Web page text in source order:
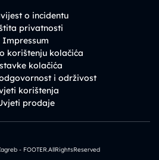
o incidentu
privatnosti
Impressum
korištenju kolačića
kolačića
i održivost
korištenja
prodaje
- FOOTER.AllRightsReserved